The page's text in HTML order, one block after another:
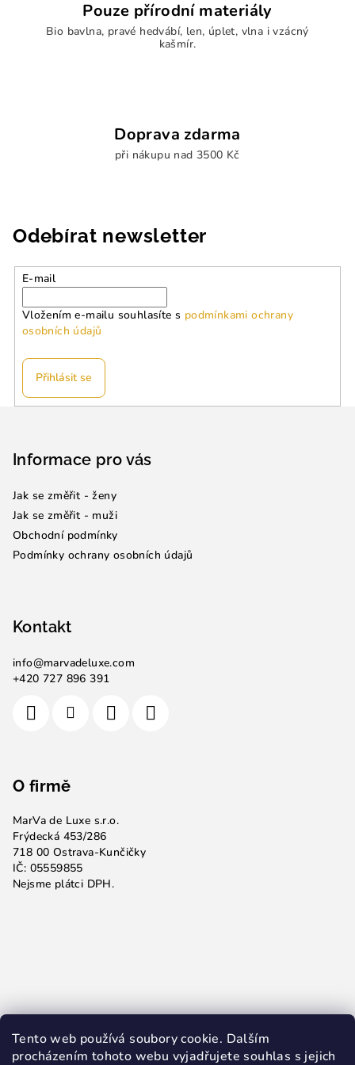
Tento web používá soubory cookie. Dalším
procházením tohoto webu vyjadřujete souhlas s jejich
u
Pouze přírodní materiály
Bio bavlna, pravé hedvábí, len, úplet, vlna i vzácný
kašmír.
Doprava zdarma
při nákupu nad 3500 Kč
Odebírat newsletter
E-mail
Vložením e-mailu souhlasíte s podmínkami ochrany
osobních údajů
Přihlásit se
Informace pro vás
Jak se změřit - ženy
Jak se změřit - muži
Obchodní podmínky
Podmínky ochrany osobních údajů
Kontakt
info@marvadeluxe.com
+420 727 896 391
O firmě
MarVa de Luxe s.r.o.
Frýdecká 453/286
718 00 Ostrava-Kunčičky
IČ: 05559855
Nejsme plátci DPH.